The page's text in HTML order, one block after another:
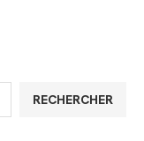
RECHERCHER